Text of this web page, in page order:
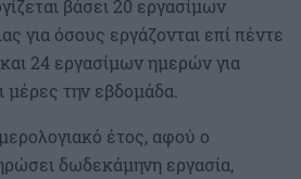
βάσει 20 εργασίμων
για όσους εργάζονται επί πέντε
24 εργασίμων ημερών για
μέρες την εβδομάδα.
έτος, αφού ο
δωδεκάμηνη εργασία,